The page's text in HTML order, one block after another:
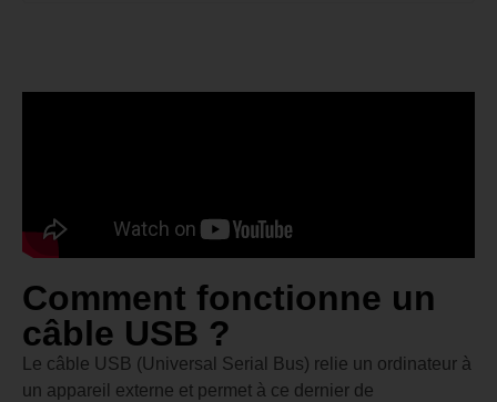
Comment fonctionne un
câble USB ?
Le câble USB (Universal Serial Bus) relie un ordinateur à
un appareil externe et permet à ce dernier de